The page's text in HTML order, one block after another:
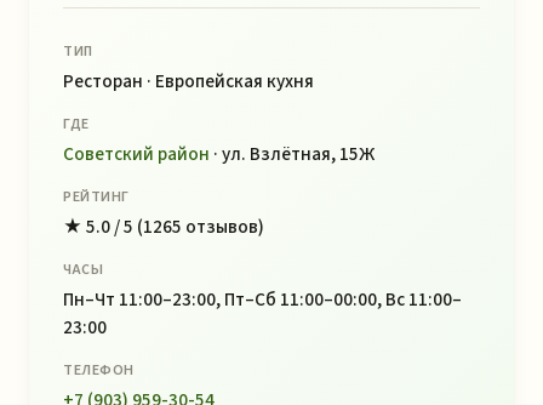
ТИП
Ресторан · Европейская кухня
ГДЕ
Советский район · ул. Взлётная, 15Ж
РЕЙТИНГ
★ 5.0 / 5 (1265 отзывов)
ЧАСЫ
Пн–Чт 11:00–23:00, Пт–Сб 11:00–00:00, Вс 11:00–
23:00
ТЕЛЕФОН